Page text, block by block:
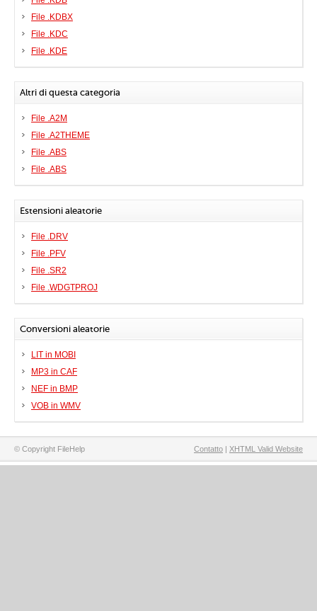
File .KDBX
File .KDC
File .KDE
Altri di questa categoria
File .A2M
File .A2THEME
File .ABS
File .ABS
Estensioni aleatorie
File .DRV
File .PFV
File .SR2
File .WDGTPROJ
Conversioni aleatorie
LIT in MOBI
MP3 in CAF
NEF in BMP
VOB in WMV
© Copyright FileHelp Contatto | XHTML Valid Website